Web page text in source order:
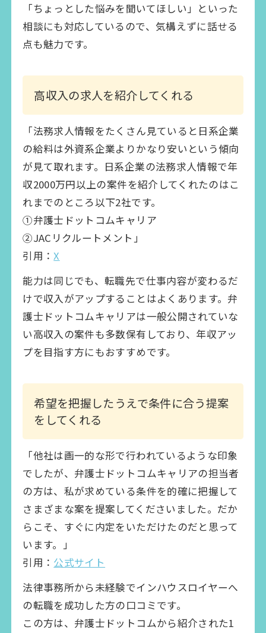
「ちょっとした悩みを聞いてほしい」といった
相談にも対応しているので、気構えずに話せる
点も魅力です。
高収入の求人を紹介してくれる
「法務求人情報をたくさん見ていると日系企業
の給料は外資系企業よりかなり安いという傾向
が見て取れます。日系企業の法務求人情報で年
収2000万円以上の案件を紹介してくれたのはこ
れまでのところ以下2社です。
①弁護士ドットコムキャリア
②JACリクルートメント」
引用：X
能力は同じでも、転職先で仕事内容が変わるだ
けで収入がアップすることはよくあります。弁
護士ドットコムキャリアは一般公開されていな
い高収入の案件も多数保有しており、年収アッ
プを目指す方にもおすすめです。
希望を把握したうえで条件に合う提案
をしてくれる
「他社は画一的な形で行われているような印象
でしたが、弁護士ドットコムキャリアの担当者
の方は、私が求めている条件を的確に把握して
さまざまな案を提案してくださいました。だか
らこそ、すぐに内定をいただけたのだと思って
います。」
引用： 公式サイト
法律事務所から未経験でインハウスロイヤーへ
の転職を成功した方の口コミです。
この方は、弁護士ドットコムから紹介された1